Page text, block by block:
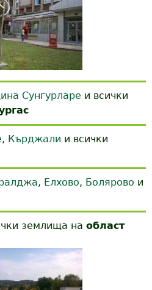
Сунгурларе и всички
, Кърджали и всички
, Елхово, Болярово и
землища на област